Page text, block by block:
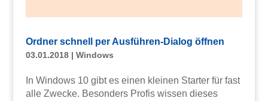
Ordner schnell per Ausführen-Dialog öffnen
03.01.2018| Windows
In Windows 10 gibt es einen kleinen Starter für fast
alle Zwecke. Besonders Profis wissen dieses